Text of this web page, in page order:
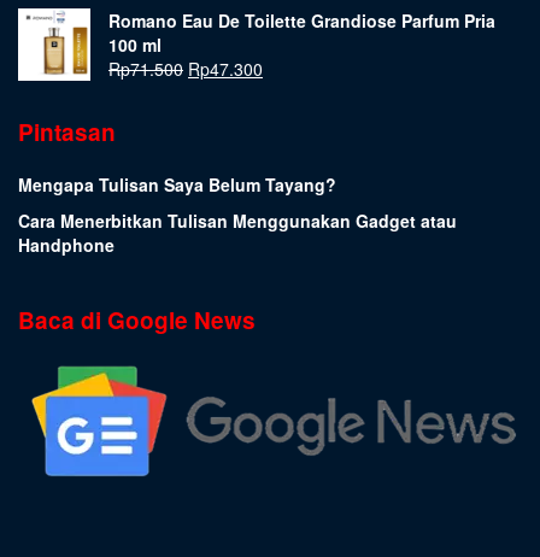
Romano Eau De Toilette Grandiose Parfum Pria
100 ml
Rp71.500 Rp47.300
Pintasan
Mengapa Tulisan Saya Belum Tayang?
Cara Menerbitkan Tulisan Menggunakan Gadget atau
Handphone
Baca di Google News